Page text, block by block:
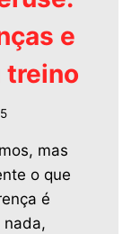
e
treino
mas
o que
é
nada,